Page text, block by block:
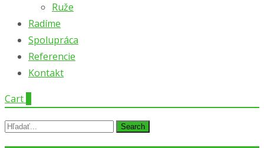
Ruže
Radíme
Spolupráca
Referencie
Kontakt
Cart
Search